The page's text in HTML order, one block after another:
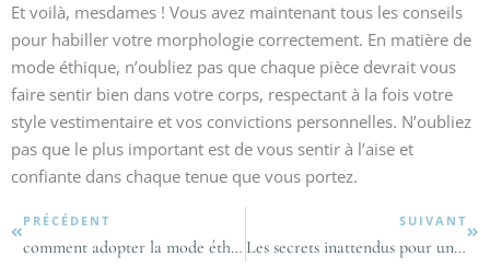
Et voilà, mesdames ! Vous avez maintenant tous les conseils
pour habiller votre morphologie correctement. En matière de
mode éthique, n’oubliez pas que chaque pièce devrait vous
faire sentir bien dans votre corps, respectant à la fois votre
style vestimentaire et vos convictions personnelles. N’oubliez
pas que le plus important est de vous sentir à l’aise et
confiante dans chaque tenue que vous portez.
PRÉCÉDENT
comment adopter la mode éthique : conseils essentiels pour les femmes
SUIVANT
Les secrets inattendus pour une peau éclatante que toutes les femmes doivent connaître